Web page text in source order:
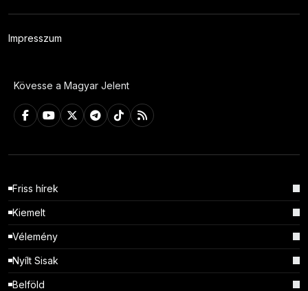
Impresszum
Kövesse a Magyar Jelent
Friss hírek
Kiemelt
Vélemény
Nyílt Sisak
Belföld